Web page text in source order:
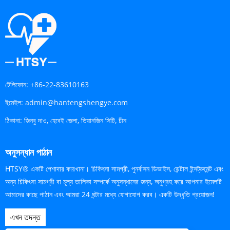
টেলিফোন: +86-22-83610163
ইমেইল: admin@hantengshengye.com
ঠিকানা: জিনবু দাও, হেবেই জেলা, তিয়ানজিন সিটি, চীন
অনুসন্ধান পাঠান
HTSY® একটি পেশাদার কারখানা। চিকিৎসা সামগ্রী, পুনর্বাসন ডিভাইস, ডেন্টাল ইন্সট্রুমেন্ট এবং
অন্য চিকিৎসা সামগ্রী বা মূল্য তালিকা সম্পর্কে অনুসন্ধানের জন্য, অনুগ্রহ করে আপনার ইমেলটি
আমাদের কাছে পাঠান এবং আমরা 24 ঘন্টার মধ্যে যোগাযোগ করব। একটি উদ্ধৃতি প্রয়োজন!
এখন তদন্ত